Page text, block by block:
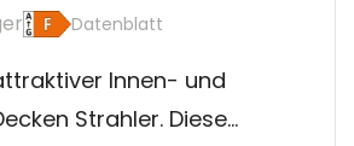
Datenblatt
Innen- und
Strahler. Diese